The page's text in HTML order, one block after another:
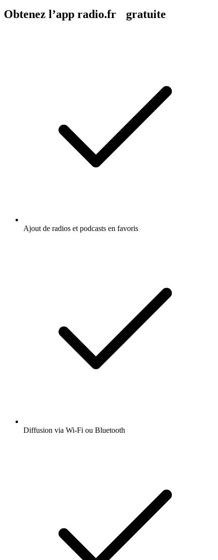
Obtenez l’app radio.fr gratuite
Ajout de radios et podcasts en favoris
Diffusion via Wi-Fi ou Bluetooth